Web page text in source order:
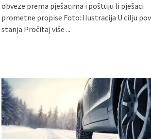
obveze prema pješacima i poštuju li pješaci
prometne propise Foto: Ilustracija U cilju
stanja Pročitaj više ...